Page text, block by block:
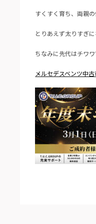
すくすく育ち、両親
とりあえず太りすぎ
ちなみに先代はチワ
メルセデスベンツ中